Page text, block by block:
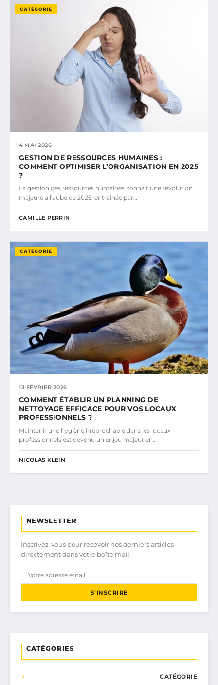
CATÉGORIE
4 MAI 2026
GESTION DE RESSOURCES HUMAINES :
COMMENT OPTIMISER L’ORGANISATION EN 2025
?
La gestion des ressources humaines connaît une révolution
majeure à l’aube de 2025, entraînée par…
CAMILLE PERRIN
CATÉGORIE
13 FÉVRIER 2026
COMMENT ÉTABLIR UN PLANNING DE
NETTOYAGE EFFICACE POUR VOS LOCAUX
PROFESSIONNELS ?
Maintenir une hygiène irréprochable dans les locaux
professionnels est devenu un enjeu majeur en…
NICOLAS KLEIN
NEWSLETTER
Inscrivez-vous pour recevoir nos derniers articles
directement dans votre boîte mail.
S'INSCRIRE
CATÉGORIES
CATÉGORIE